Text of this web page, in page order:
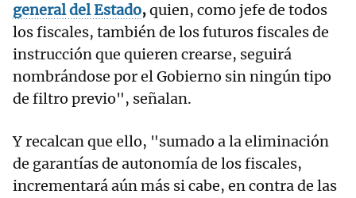
general del Estado,quien, como jefe de todos
los fiscales, también de los futuros fiscales de
instrucción que quieren crearse, seguirá
nombrándose por el Gobierno sin ningún tipo
de filtro previo", señalan.
Y recalcan que ello, "sumado a la eliminación
de garantías de autonomía de los fiscales,
incrementará aún más si cabe, en contra de las